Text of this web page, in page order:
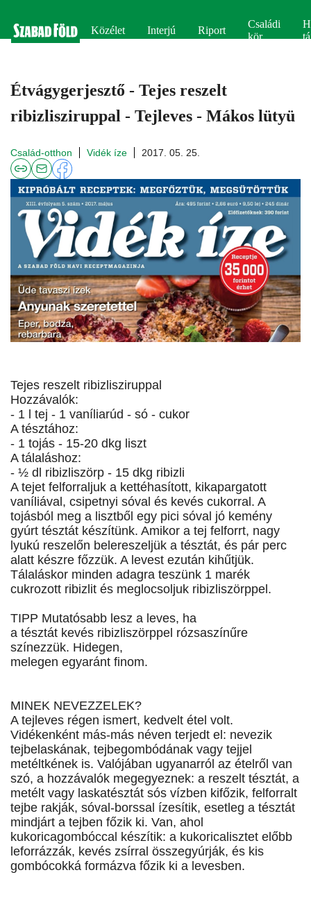
Közélet Interjú Riport
Családi
kör
Étvágygerjesztő - Tejes reszelt
ribizlisziruppal - Tejleves - Mákos lütyü
Család-otthon Vidék íze 2017. 05. 25.
Tejes reszelt ribizlisziruppal
Hozzávalók:
- 1 l tej - 1 vaníliarúd - só - cukor
A tésztához:
- 1 tojás - 15-20 dkg liszt
A tálaláshoz:
- ½ dl ribizliszörp - 15 dkg ribizli
A tejet felforraljuk a kettéhasított, kikapargatott
vaníliával, csipetnyi sóval és kevés cukorral. A
tojásból meg a lisztből egy pici sóval jó kemény
gyúrt tésztát készítünk. Amikor a tej felforrt, nagy
lyukú reszelőn belereszeljük a tésztát, és pár perc
alatt készre főzzük. A levest ezután kihűtjük.
Tálaláskor minden adagra teszünk 1 marék
cukrozott ribizlit és meglocsoljuk ribizliszörppel.
TIPP Mutatósabb lesz a leves, ha
a tésztát kevés ribizliszörppel rózsaszínűre
színezzük. Hidegen,
melegen egyaránt finom.
MINEK NEVEZZELEK?
A tejleves régen ismert, kedvelt étel volt.
Vidékenként más-más néven terjedt el: nevezik
tejbelaskának, tejbegombódának vagy tejjel
metéltkének is. Valójában ugyanarról az ételről van
szó, a hozzávalók megegyeznek: a reszelt tésztát, a
metélt vagy laskatésztát sós vízben kifőzik, felforralt
tejbe rakják, sóval-borssal ízesítik, esetleg a tésztát
mindjárt a tejben főzik ki. Van, ahol
kukoricagombóccal készítik: a kukoricalisztet előbb
leforrázzák, kevés zsírral összegyúrják, és kis
gombócokká formázva főzik ki a levesben.